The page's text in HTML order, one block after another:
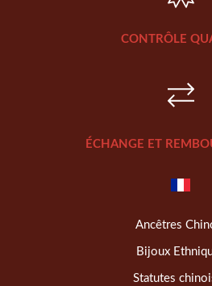
CONTRÔLE
ÉCHANGE ET
Ancêtres
Bijoux
Statutes